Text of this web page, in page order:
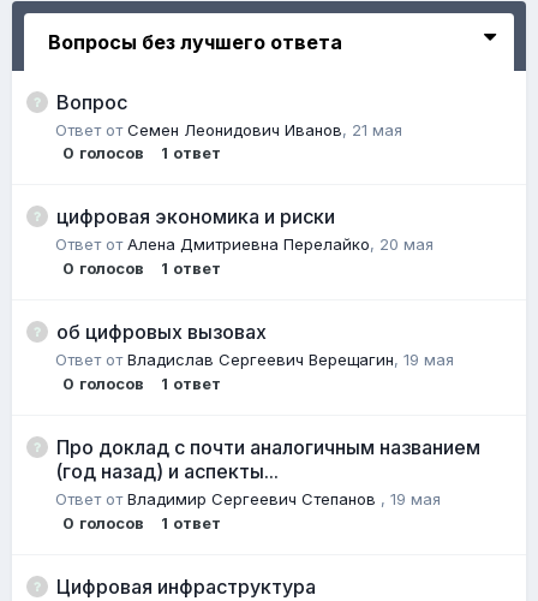
Вопросы без лучшего ответа
Вопрос
Ответ отСемен Леонидович Иванов, 21 мая
0 голосов 1 ответ
цифровая экономика и риски
Ответ отАлена Дмитриевна Перелайко, 20 мая
0 голосов 1 ответ
об цифровых вызовах
Ответ отВладислав Сергеевич Верещагин, 19 мая
0 голосов 1 ответ
Про доклад с почти аналогичным названием
(год назад) и аспекты...
Ответ отВладимир Сергеевич Степанов , 19 мая
0 голосов 1 ответ
Цифровая инфраструктура